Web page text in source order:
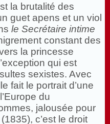
la brutalité des
guet apens et un viol
le Secrétaire intime
constant des
la princesse
qui est
sexistes. Avec
fait le portrait d’une
du
jalousée pour
(1835), c’est le droit